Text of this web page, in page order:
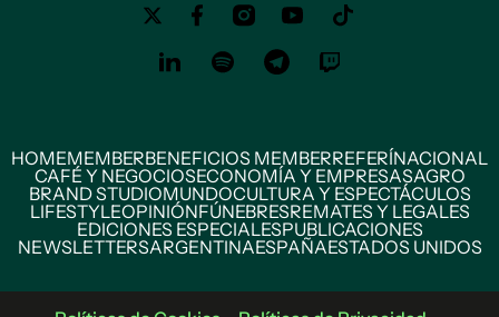
HOMEMEMBERBENEFICIOS MEMBERREFERÍNACIONAL
CAFÉ Y NEGOCIOSECONOMÍA Y EMPRESASAGRO
BRAND STUDIOMUNDOCULTURA Y ESPECTÁCULOS
LIFESTYLEOPINIÓNFÚNEBRESREMATES Y LEGALES
EDICIONES ESPECIALESPUBLICACIONES
NEWSLETTERSARGENTINAESPAÑAESTADOS UNIDOS